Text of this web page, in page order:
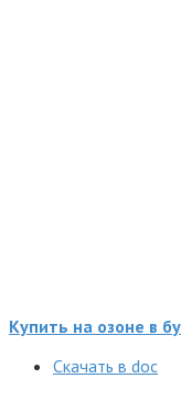
Купить на озоне в
Cкачать в doc